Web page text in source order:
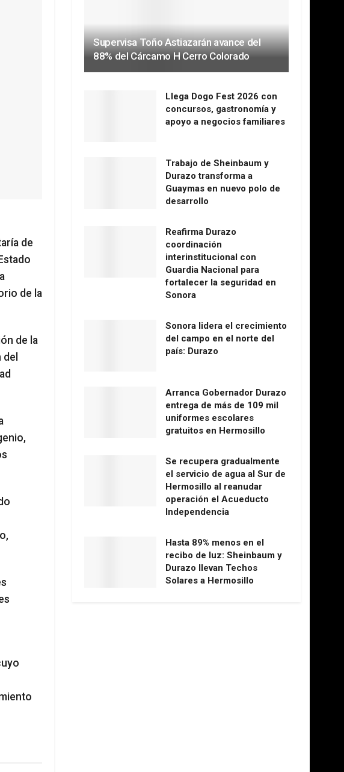
de
de la
de la
Supervisa Toño Astiazarán avance del
88% del Cárcamo H Cerro Colorado
Llega Dogo Fest 2026 con
concursos, gastronomía y
apoyo a negocios familiares
Trabajo de Sheinbaum y
Durazo transforma a
Guaymas en nuevo polo de
desarrollo
Reafirma Durazo
coordinación
interinstitucional con
Guardia Nacional para
fortalecer la seguridad en
Sonora
Sonora lidera el crecimiento
del campo en el norte del
país: Durazo
Arranca Gobernador Durazo
entrega de más de 109 mil
uniformes escolares
gratuitos en Hermosillo
Se recupera gradualmente
el servicio de agua al Sur de
Hermosillo al reanudar
operación el Acueducto
Independencia
Hasta 89% menos en el
recibo de luz: Sheinbaum y
Durazo llevan Techos
Solares a Hermosillo